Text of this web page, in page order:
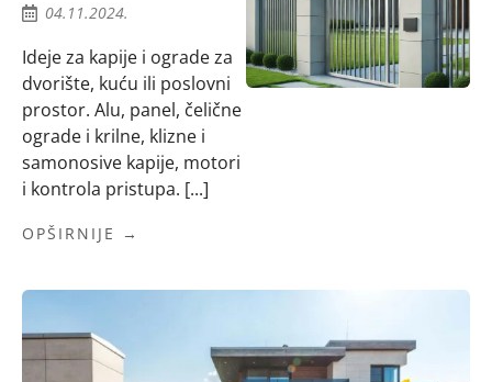
04.11.2024.
Ideje za kapije i ograde za
dvorište, kuću ili poslovni
prostor. Alu, panel, čelične
ograde i krilne, klizne i
samonosive kapije, motori
i kontrola pristupa. [...]
OPŠIRNIJE →